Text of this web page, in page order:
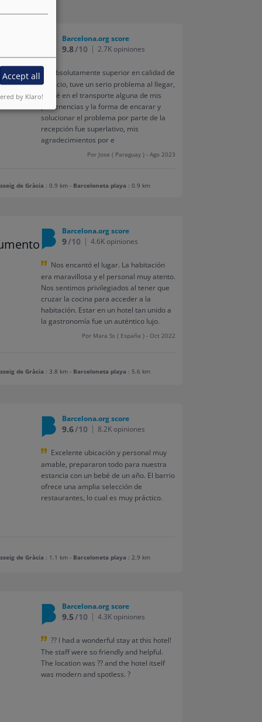
Barcelona.org score
9.8/10 2.7K opiniones
Absolutamente superior en calidad de
servicio, tuve un serio problema al llegar,
olvidé en el transporte alguna de mis
pertenencias y la forma de encarar y
solucionar el problema por parte de la
recepción fue superlativo, mis
agradecimientos por e
Por Jose ( Paraguay ) - Ago 2023
de Gràcia : 0.9 km- Barceloneta playa : 0.9 km
Barcelona.org score
9/10 4.6K opiniones
Nos encantó el lugar. La habitación
era maravillosa y el personal muy atento.
Nos sentimos privilegiados al tener que
cruzar la cocina para acceder a la
habitación. Estar en un hotel tan unido a
la gastronomía fue un auténtico lujo.
Por Mara Ss ( España ) - Oct 2022
de Gràcia : 3.8 km- Barceloneta playa : 5.6 km
Barcelona.org score
9.6/10 8.2K opiniones
Excelente ubicación y personal muy
amable, prepararon todo para nuestra
estancia con un bebé de un año. El barrio
ofrece una amplia selección de
restaurantes, lo cual es muy práctico.
de Gràcia : 1.1 km- Barceloneta playa : 2.9 km
Barcelona.org score
9.5/10 4.3K opiniones
?? I had a wonderful stay at this hotel!
The staff were so friendly and helpful.
The location was ?? and the hotel itself
was modern and spotless. ?
Accept all
by Klaro!